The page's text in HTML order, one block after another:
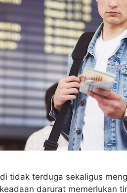
tidak terduga sekaligus
darurat memerlukan